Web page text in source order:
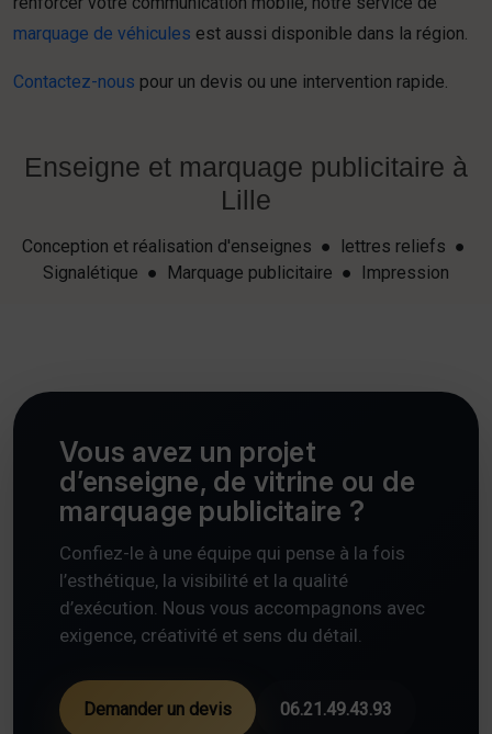
marquage de véhicules est aussi disponible dans la région.
Contactez-nous pour un devis ou une intervention rapide.
Enseigne et marquage publicitaire à
Lille
Conception et réalisation d'enseignes ● lettres reliefs ●
Signalétique ● Marquage publicitaire ● Impression
Vous avez un projet
d’enseigne, de vitrine ou de
marquage publicitaire ?
Confiez-le à une équipe qui pense à la fois
l’esthétique, la visibilité et la qualité
d’exécution. Nous vous accompagnons avec
exigence, créativité et sens du détail.
Demander un devis 06.21.49.43.93